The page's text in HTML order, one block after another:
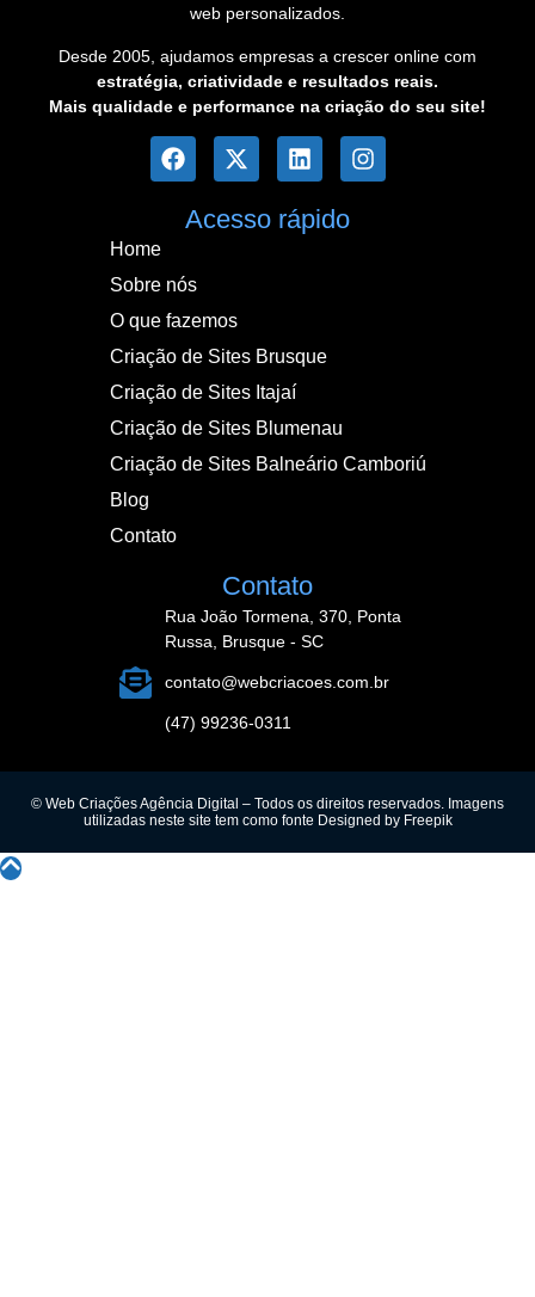
web personalizados.
Desde 2005, ajudamos empresas a crescer online com
estratégia, criatividade e resultados reais.
Mais qualidade e performance na criação do seu site!
Acesso rápido
Home
Sobre nós
O que fazemos
Criação de Sites Brusque
Criação de Sites Itajaí
Criação de Sites Blumenau
Criação de Sites Balneário Camboriú
Blog
Contato
Contato
Rua João Tormena, 370, Ponta
Russa, Brusque - SC
contato@webcriacoes.com.br
(47) 99236-0311
© Web Criações Agência Digital – Todos os direitos reservados. Imagens
utilizadas neste site tem como fonte Designed by Freepik